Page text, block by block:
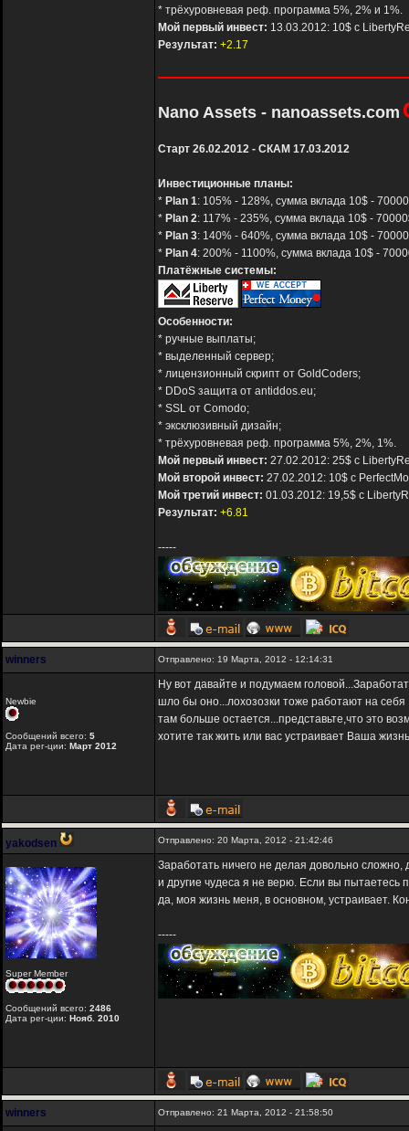
* трёхуровневая реф. программа 5%, 2% и 1%.
Мой первый инвест: 13.03.2012: 10$ с
Результат: +2.17
Nano Assets - nanoassets.com
Старт 26.02.2012 - СКАМ 17.03.2012
Инвестиционные планы:
* Plan 1: 105% - 128%, сумма вклада 10$ -
* Plan 2: 117% - 235%, сумма вклада 10$ -
* Plan 3: 140% - 640%, сумма вклада 10$ -
* Plan 4: 200% - 1100%, сумма вклада 10$ -
Платёжные системы:
Особенности:
* ручные выплаты;
* выделенный сервер;
* лицензионный скрипт от GoldCoders;
* DDoS защита от antiddos.eu;
* SSL от Comodo;
* эксклюзивный дизайн;
* трёхуровневая реф. программа 5%, 2%, 1%.
Мой первый инвест: 27.02.2012: 25$ с
Мой второй инвест: 27.02.2012: 10$ с
Мой третий инвест: 01.03.2012: 19,5$ с
Результат: +6.81
-----
winners Отправлено: 19 Марта, 2012 - 12:14:31
Newbie
Сообщений всего: 5
Дата рег-ции: Март 2012
Ну вот давайте и подумаем
шло бы оно...лохозозки тоже работают на себя
там больше остается...представьте,что это
хотите так жить или вас устраивает Ваша
yakodsen Отправлено: 20 Марта, 2012 - 21:42:46
Super Member
Сообщений всего: 2486
Дата рег-ции: Нояб. 2010
Заработать ничего не делая довольно сложно,
и другие чудеса я не верю. Если вы
да, моя жизнь меня, в основном, устраивает.
-----
winners Отправлено: 21 Марта, 2012 - 21:58:50